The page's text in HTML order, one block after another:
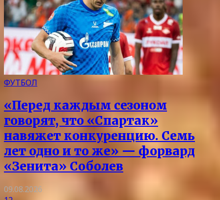
ФУТБОЛ
«Перед каждым сезоном
говорят, что «Спартак»
навяжет конкуренцию. Семь
лет одно и то же» — форвард
«Зенита» Соболев
09.08.2026